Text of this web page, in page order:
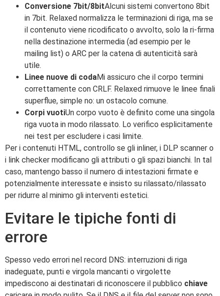
Conversione 7bit/8bitAlcuni sistemi convertono 8bit
in 7bit. Relaxed normalizza le terminazioni di riga, ma se
il contenuto viene ricodificato o avvolto, solo la ri-firma
nella destinazione intermedia (ad esempio per le
mailing list) o ARC per la catena di autenticità sarà
utile.
Linee nuove di codaMi assicuro che il corpo termini
correttamente con CRLF. Relaxed rimuove le linee finali
superflue, simple no: un ostacolo comune.
Corpi vuotiUn corpo vuoto è definito come una singola
riga vuota in modo rilassato. Lo verifico esplicitamente
nei test per escludere i casi limite.
Per i contenuti HTML, controllo se gli inliner, i DLP scanner o
i link checker modificano gli attributi o gli spazi bianchi. In tal
caso, mantengo basso il numero di intestazioni firmate e
potenzialmente interessate e insisto su rilassato/rilassato
per ridurre al minimo gli interventi estetici.
Evitare le tipiche fonti di
errore
Spesso vedo errori nel record DNS: interruzioni di riga
inadeguate, punti e virgola mancanti o virgolette
impediscono ai destinatari di riconoscere il pubblico chiave